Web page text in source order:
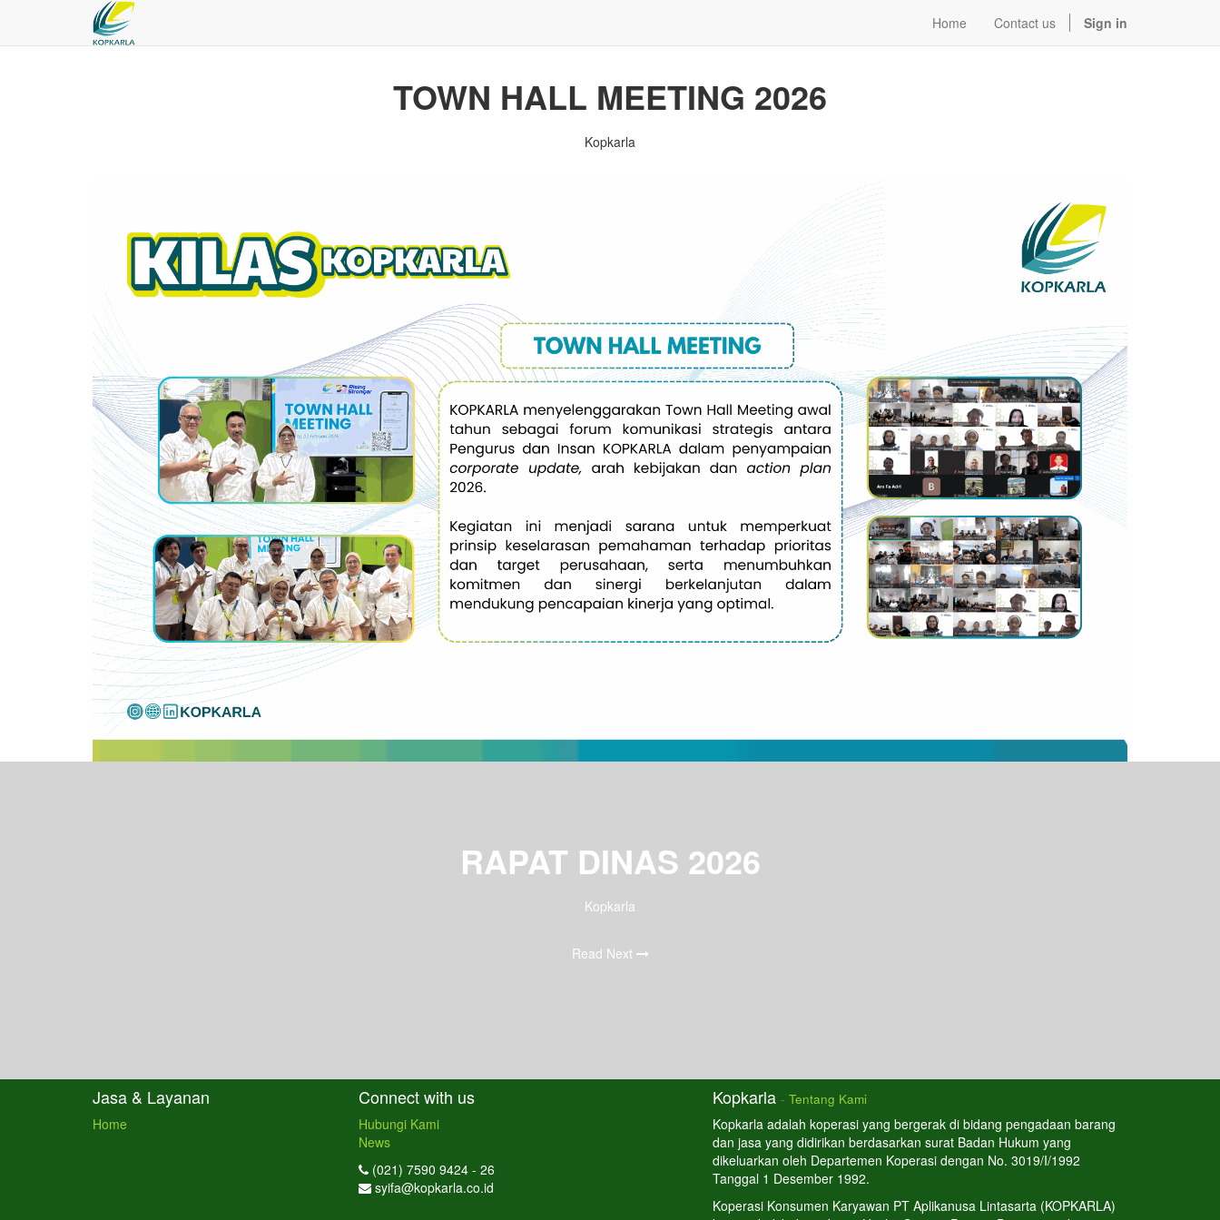
Home Contact us Sign in
TOWN HALL MEETING 2026
Kopkarla
RAPAT DINAS 2026
Kopkarla
Read Next
Jasa & Layanan
Home
Connect with us
Hubungi Kami
News
(021) 7590 9424 - 26
syifa@kopkarla.co.id
Kopkarla - Tentang Kami
Kopkarla adalah koperasi yang bergerak di bidang pengadaan barang
dan jasa yang didirikan berdasarkan surat Badan Hukum yang
dikeluarkan oleh Departemen Koperasi dengan No. 3019/I/1992
Tanggal 1 Desember 1992.
Koperasi Konsumen Karyawan PT Aplikanusa Lintasarta (KOPKARLA)